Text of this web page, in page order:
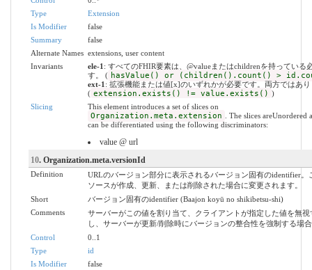
Type
Extension
Is Modifier
false
Summary
false
Alternate Names extensions, user content
Invariants
ele-1 : すべてのFHIR要素は、@valueまたはchildrenを持っている
す。 ( hasValue() or (children().count() >
ext-1 : 拡張機能または値[x]のいずれかが必要です。両方ではあ
( extension.exists() != value.exists() )
Slicing
This element introduces a set of slices on
Organization.meta.extension
. The slices areUnordered
can be differentiated using the following discriminators:
value @ url
10. Organization.meta.versionId
Definition
URLのバージョン部分に表示されるバージョン固有のidentifier。
ソースが作成、更新、または削除された場合に変更されます。
Short
バージョン固有のidentifier (Baajon koyū no shikibetsu-shi)
Comments
サーバーがこの値を割り当て、クライアントが指定した値を無視
し、サーバーが更新/削除時にバージョンの整合性を強制する場
Control
0..1
Type
id
Is Modifier
false